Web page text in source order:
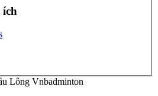
ích
Lông Vnbadminton